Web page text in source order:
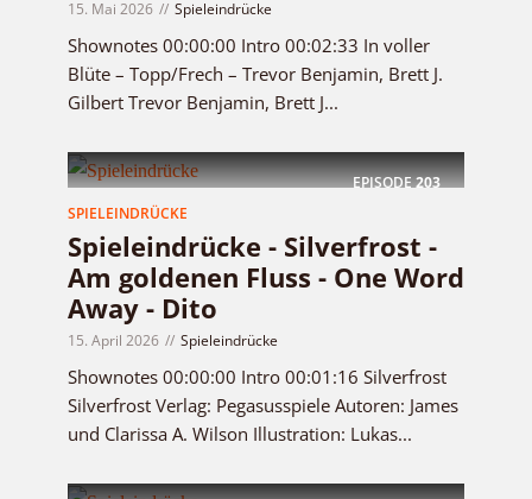
15. Mai 2026 Spieleindrücke
Shownotes 00:00:00 Intro 00:02:33 In voller
Blüte – Topp/Frech – Trevor Benjamin, Brett J.
Gilbert Trevor Benjamin, Brett J...
EPISODE203
SPIELEINDRÜCKE
Spieleindrücke - Silverfrost -
Am goldenen Fluss - One Word
Away - Dito
15. April 2026 Spieleindrücke
Shownotes 00:00:00 Intro 00:01:16 Silverfrost
Silverfrost Verlag: Pegasusspiele Autoren: James
und Clarissa A. Wilson Illustration: Lukas...